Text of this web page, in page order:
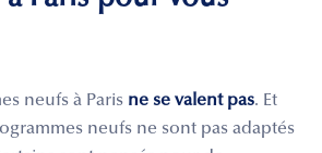
neufs à Paris ne se valent pas. Et
neufs ne sont pas adaptés